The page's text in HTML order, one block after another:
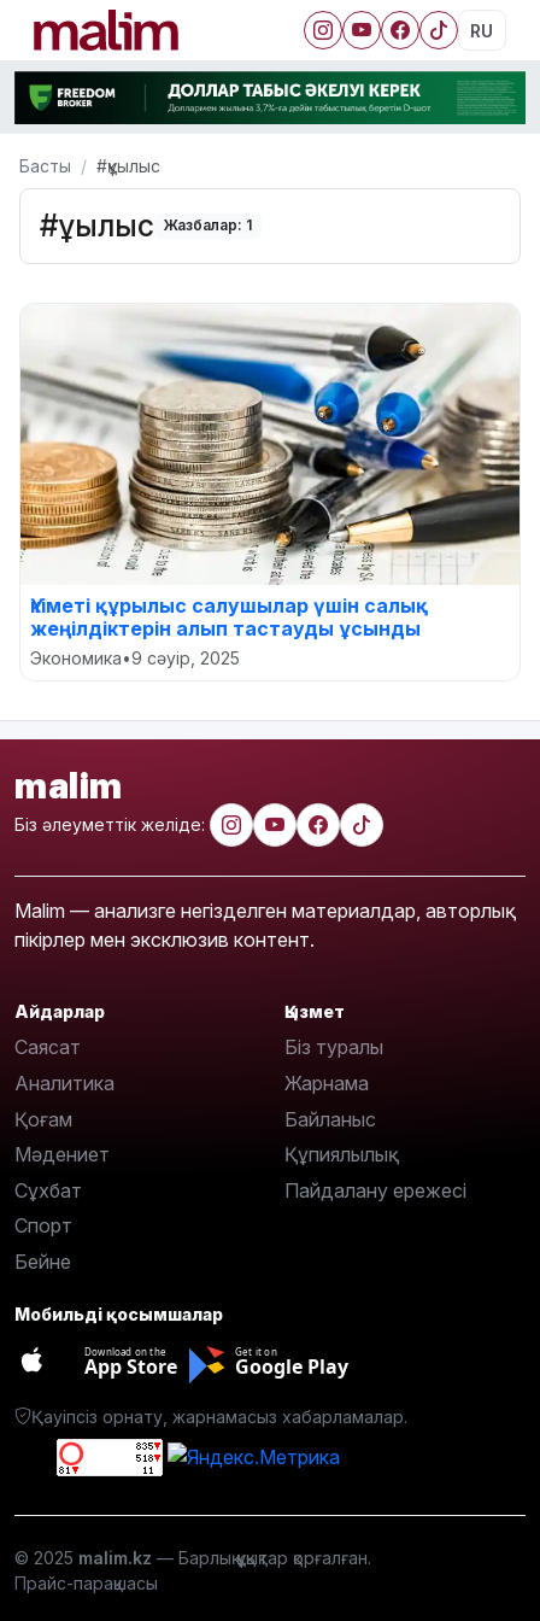
RU
Басты #құылыс
#құылыс Жазбалар: 1
Үкіметі құрылыс салушылар үшін салық
жеңілдіктерін алып тастауды ұсынды
Экономика•9 сәуір, 2025
malim
Біз әлеуметтік желіде:
Malim — анализге негізделген материалдар, авторлық
пікірлер мен эксклюзив контент.
Айдарлар
Саясат
Аналитика
Қоғам
Мәдениет
Сұхбат
Спорт
Бейне
Қызмет
Біз туралы
Жарнама
Байланыс
Құпиялылық
Пайдалану ережесі
Мобильді қосымшалар
Download on the
App Store
Get it on
Google Play
Қауіпсіз орнату, жарнамасыз хабарламалар.
© 2025 malim.kz — Барлық құқықтар қорғалған.
Прайс-парақшасы